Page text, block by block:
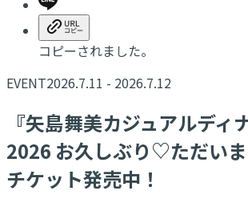
コピーされました。
EVENT2026.7.11 - 2026.7.12
『矢島舞美カジュアルディ
2026 お久しぶり♡ただい
チケット発売中！